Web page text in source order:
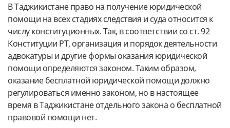
В Таджикистане право на получение юридической
помощи на всех стадиях следствия и суда относится к
числу конституционных. Так, в соответствии со ст. 92
Конституции РТ, организация и порядок деятельности
адвокатуры и другие формы оказания юридической
помощи определяются законом. Таким образом,
оказание бесплатной юридической помощи должно
регулироваться именно законом, но в настоящее
время в Таджикистане отдельного закона о бесплатной
правовой помощи нет.